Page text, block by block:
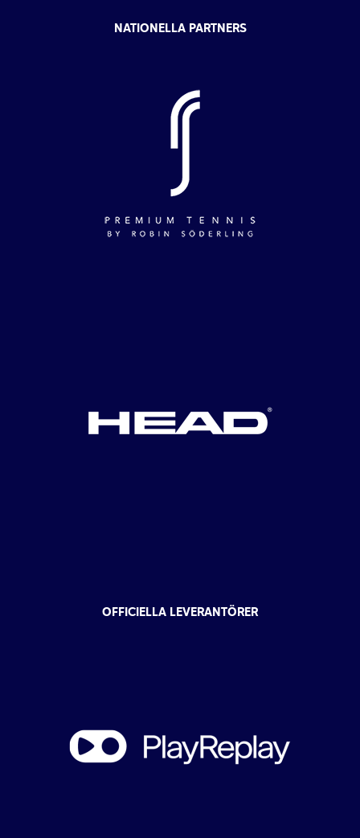
NATIONELLA PARTNERS
OFFICIELLA LEVERANTÖRER